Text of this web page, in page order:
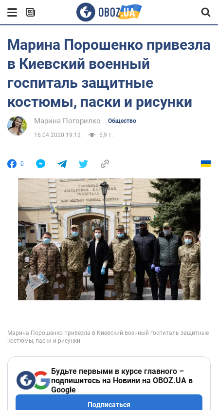
Марина Порошенко привезла
в Киевский военный
госпиталь защитные
костюмы, паски и рисунки
Марина Погорилко Общество
16.04.2020 19:12 5,9 т.
0
Будьте первыми в курсе главного –
подпишитесь на Новини на OBOZ.UA в
Google
Подписаться